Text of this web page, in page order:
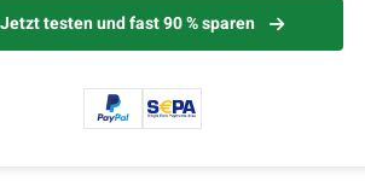
Jetzt testen und fast 90 % sparen